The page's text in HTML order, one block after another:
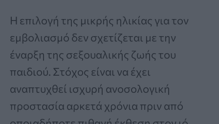
Η επιλογή της μικρής ηλικίας για τον
εμβολιασμό δεν σχετίζεται με την
έναρξη της σεξουαλικής ζωής του
παιδιού. Στόχος είναι να έχει
αναπτυχθεί ισχυρή ανοσολογική
προστασία αρκετά χρόνια πριν από